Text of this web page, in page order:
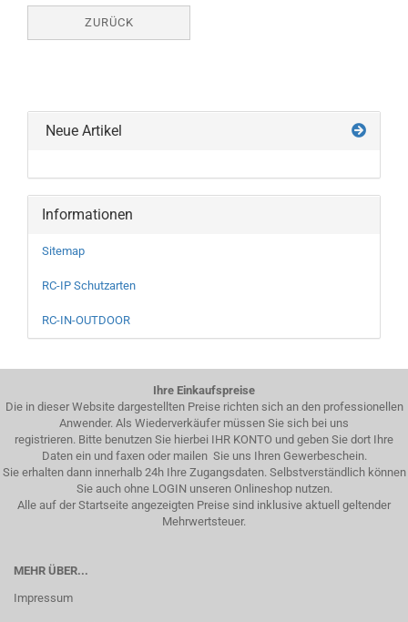
ZURÜCK
Neue Artikel
Informationen
Sitemap
RC-IP Schutzarten
RC-IN-OUTDOOR
Ihre Einkaufspreise
Die in dieser Website dargestellten Preise richten sich an den professionellen
Anwender. Als Wiederverkäufer müssen Sie sich bei uns
registrieren. Bitte benutzen Sie hierbei IHR KONTO und geben Sie dort Ihre
Daten ein und faxen oder mailen Sie uns Ihren Gewerbeschein.
Sie erhalten dann innerhalb 24h Ihre Zugangsdaten. Selbstverständlich können
Sie auch ohne LOGIN unseren Onlineshop nutzen.
Alle auf der Startseite angezeigten Preise sind inklusive aktuell geltender
Mehrwertsteuer.
MEHR ÜBER...
Impressum